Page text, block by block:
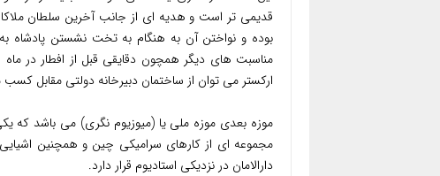
قدیمی تر است و هدیه ای از جانب آخرین سلطان
بوده و نواختن آن به هنگام به تخت نشستن پادشاه
مناسبت های دیگر همچون دقایقی قبل از افطار در ماه
ارکستر می توان از ساختمان دبیرخانه دولتی مقابل
موزه بعدی موزه ملی یا (میوزیوم نگری) می باشد که
مجموعه ای از کارهای سرامیکی چین و همچنین اشیایی
دارالامان در نزدیکی استادیوم قرار دارد.